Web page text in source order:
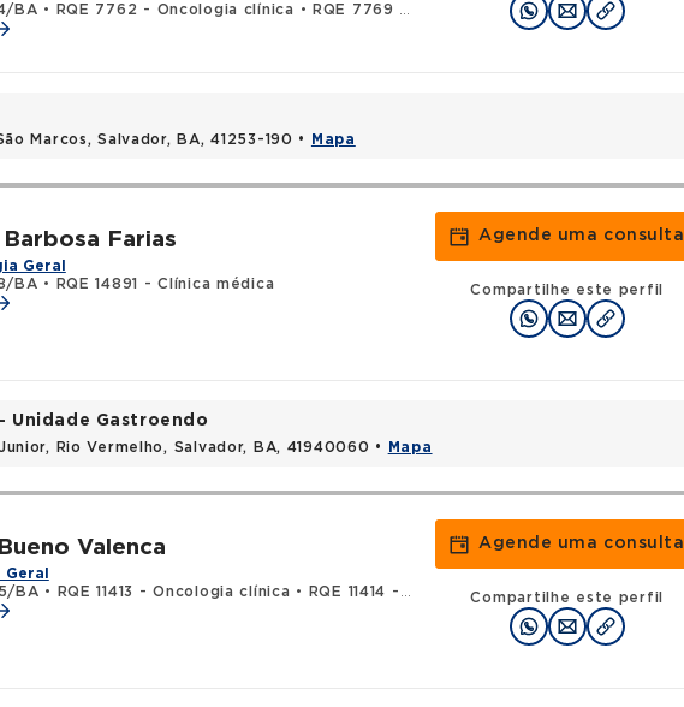
BA • RQE 7762 - Oncologia clínica •
RQE 7769 - Clínica médica
Marcos, Salvador, BA, 41253-190 • Mapa
Barbosa Farias
Geral
BA •
RQE 14891 - Clínica médica
Agende uma consulta
Compartilhe este perfil
Unidade Gastroendo
Rio Vermelho, Salvador, BA, 41940060 • Mapa
Valenca
BA • RQE 11413 - Oncologia clínica •
RQE 11414 - Clínica médica
Agende uma consulta
Compartilhe este perfil